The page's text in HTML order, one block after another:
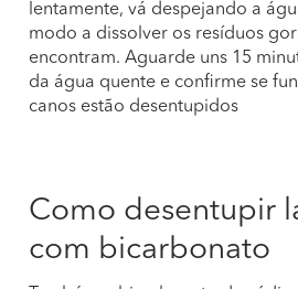
lentamente, vá despejando a
modo a dissolver os resíduos
encontram. Aguarde uns 15
da água quente e confirme se
canos estão desentupidos
Como desentupir
com bicarbonato